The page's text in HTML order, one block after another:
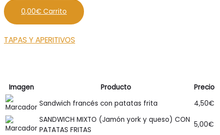
0,00€ Carrito
TAPAS Y APERITIVOS
Imagen Producto
Precio
Sandwich francés con patatas frita
4,50€
SANDWICH MIXTO (Jamón york y queso) CON
PATATAS FRITAS
5,00€